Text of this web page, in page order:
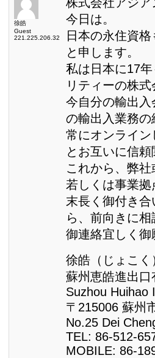
徐皓
Guest
221.225.206.32
今日は。
日本の永住資
と申します。
私は日本に17
リティーの株
今自分の輸出
の輸出入業務
常にオンライ
とお互いに信
これから、弊
若しくは事業
末長く御付き
ら、前向きに相
御連絡宜しく御
徐皓（じょこく
蘇州恵皓進出口
Suzhou Huihao
〒215006 蘇州
No.25 Dei
TEL: 86-512-
MOBILE: 86-